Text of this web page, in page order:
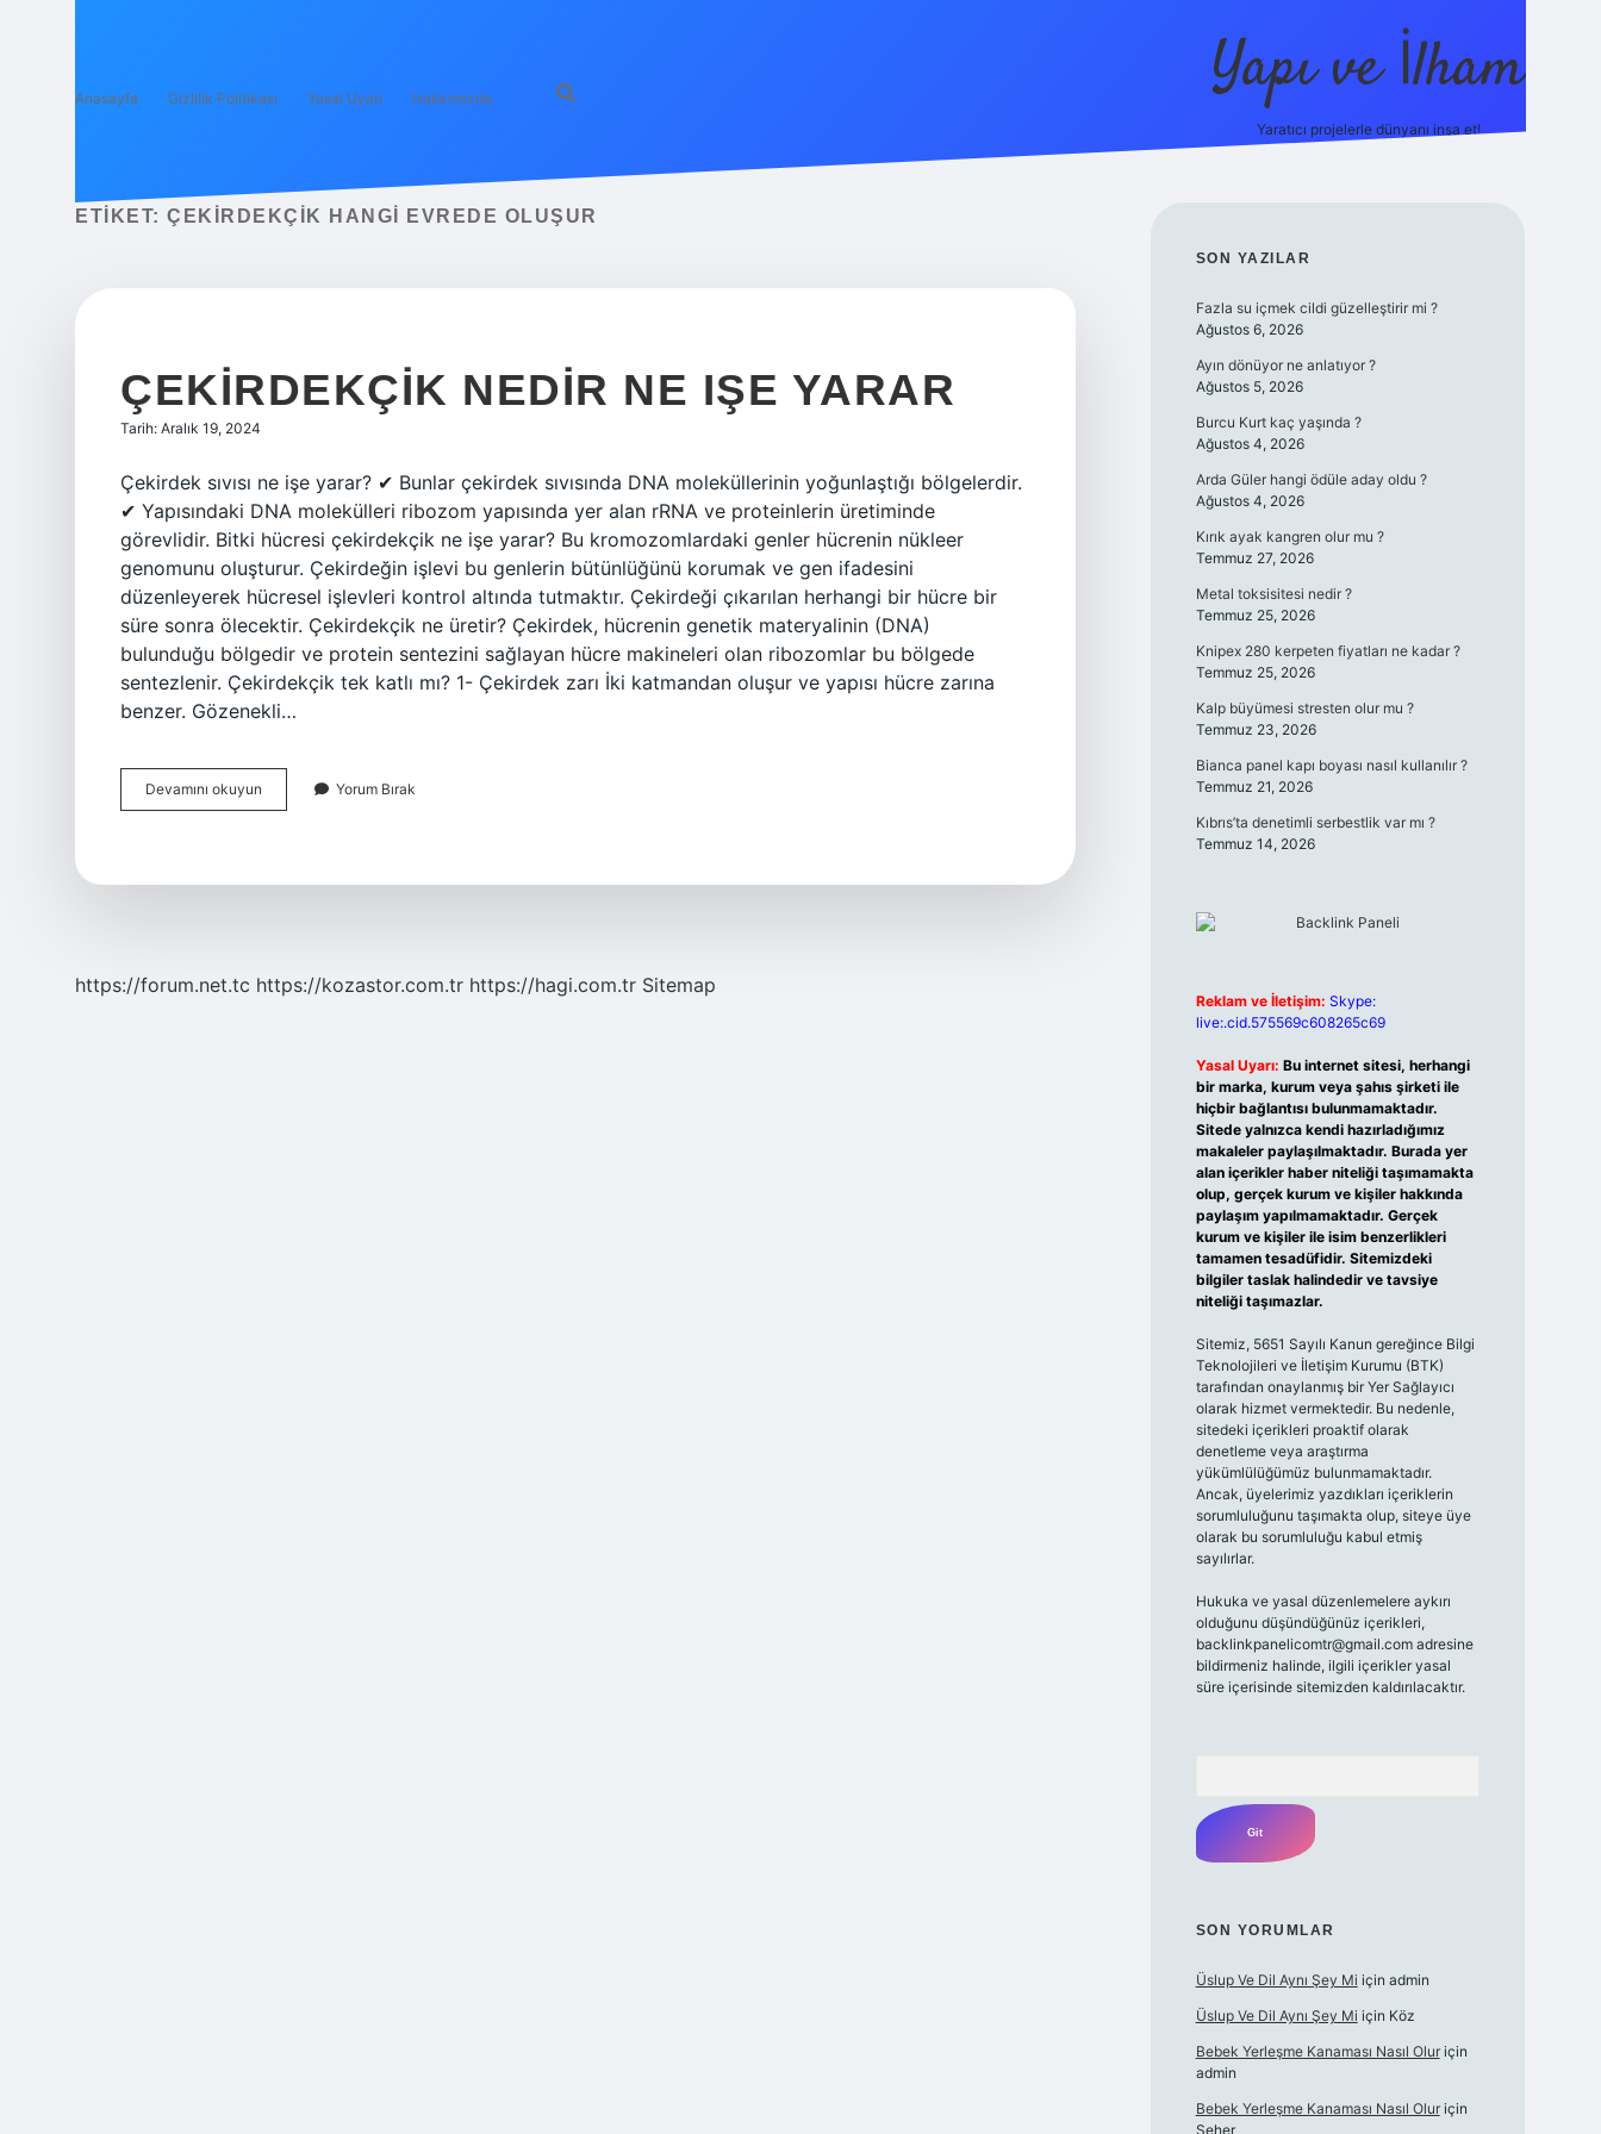
Anasayfa Gizlilik Politikası Yasal Uyarı Hakkımızda Yapı ve İlham
Yaratıcı projelerle dünyanı inşa et!
ETIKET: ÇEKIRDEKÇIK HANGI EVREDE OLUŞUR
ÇEKIRDEKÇIK NEDIR NE IŞE YARAR
Tarih: Aralık 19, 2024
Çekirdek sıvısı ne işe yarar? ✔ Bunlar çekirdek sıvısında DNA moleküllerinin yoğunlaştığı bölgelerdir.
✔ Yapısındaki DNA molekülleri ribozom yapısında yer alan rRNA ve proteinlerin üretiminde
görevlidir. Bitki hücresi çekirdekçik ne işe yarar? Bu kromozomlardaki genler hücrenin nükleer
genomunu oluşturur. Çekirdeğin işlevi bu genlerin bütünlüğünü korumak ve gen ifadesini
düzenleyerek hücresel işlevleri kontrol altında tutmaktır. Çekirdeği çıkarılan herhangi bir hücre bir
süre sonra ölecektir. Çekirdekçik ne üretir? Çekirdek, hücrenin genetik materyalinin (DNA)
bulunduğu bölgedir ve protein sentezini sağlayan hücre makineleri olan ribozomlar bu bölgede
sentezlenir. Çekirdekçik tek katlı mı? 1- Çekirdek zarı İki katmandan oluşur ve yapısı hücre zarına
benzer. Gözenekli…
Devamını okuyun Çekirdekçik
Nedir
Yorum Bırak
https://forum.net.tc https://kozastor.com.tr https://hagi.com.tr Sitemap
SIDEBAR
SON YAZILAR
Fazla su içmek cildi güzelleştirir mi ?
Ağustos 6, 2026
Ayın dönüyor ne anlatıyor ?
Ağustos 5, 2026
Burcu Kurt kaç yaşında ?
Ağustos 4, 2026
Arda Güler hangi ödüle aday oldu ?
Ağustos 4, 2026
Kırık ayak kangren olur mu ?
Temmuz 27, 2026
Metal toksisitesi nedir ?
Temmuz 25, 2026
Knipex 280 kerpeten fiyatları ne kadar ?
Temmuz 25, 2026
Kalp büyümesi stresten olur mu ?
Temmuz 23, 2026
Bianca panel kapı boyası nasıl kullanılır ?
Temmuz 21, 2026
Kıbrıs’ta denetimli serbestlik var mı ?
Temmuz 14, 2026
Reklam ve İletişim: Skype:
live:.cid.575569c608265c69
Yasal Uyarı: Bu internet sitesi, herhangi
bir marka, kurum veya şahıs şirketi ile
hiçbir bağlantısı bulunmamaktadır.
Sitede yalnızca kendi hazırladığımız
makaleler paylaşılmaktadır. Burada yer
alan içerikler haber niteliği taşımamakta
olup, gerçek kurum ve kişiler hakkında
paylaşım yapılmamaktadır. Gerçek
kurum ve kişiler ile isim benzerlikleri
tamamen tesadüfidir. Sitemizdeki
bilgiler taslak halindedir ve tavsiye
niteliği taşımazlar.
Sitemiz, 5651 Sayılı Kanun gereğince Bilgi
Teknolojileri ve İletişim Kurumu (BTK)
tarafından onaylanmış bir Yer Sağlayıcı
olarak hizmet vermektedir. Bu nedenle,
sitedeki içerikleri proaktif olarak
denetleme veya araştırma
yükümlülüğümüz bulunmamaktadır.
Ancak, üyelerimiz yazdıkları içeriklerin
sorumluluğunu taşımakta olup, siteye üye
olarak bu sorumluluğu kabul etmiş
sayılırlar.
Hukuka ve yasal düzenlemelere aykırı
olduğunu düşündüğünüz içerikleri,
backlinkpanelicomtr@gmail.comadresine
bildirmeniz halinde, ilgili içerikler yasal
süre içerisinde sitemizden kaldırılacaktır.
SON YORUMLAR
Üslup Ve Dil Aynı Şey Mi için admin
Üslup Ve Dil Aynı Şey Mi için Köz
Bebek Yerleşme Kanaması Nasıl Oluriçin
admin
Bebek Yerleşme Kanaması Nasıl Oluriçin
Seher